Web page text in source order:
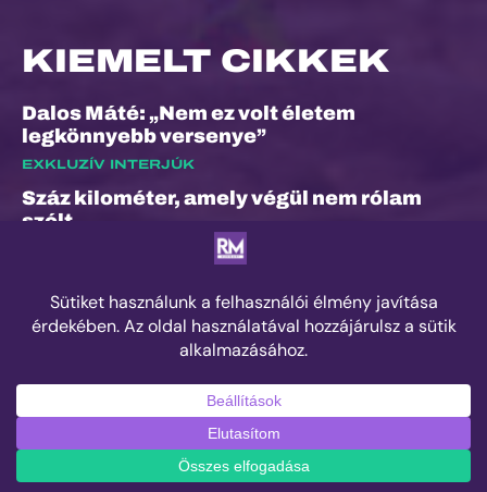
KIEMELT CIKKEK
Dalos Máté: „Nem ez volt életem
legkönnyebb versenye”
EXKLUZÍV INTERJÚK
Száz kilométer, amely végül nem rólam
szólt
fájdalom és a szenvedés nem rossz dolog”
– Interjú Lénárt Krisztiánnal, a Daráló új
pályacsúcstartójával
EDZÉS
© 2025 Runner's Mag Hungary minden jog fenntartva.